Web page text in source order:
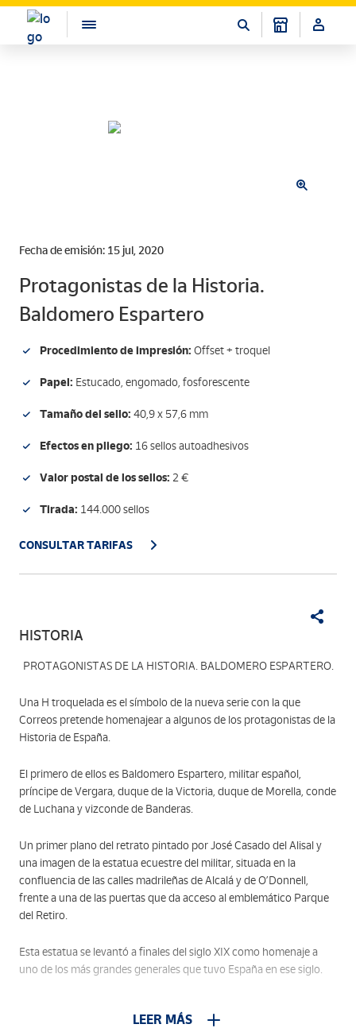
Fecha de emisión: 15 jul, 2020
Protagonistas de la Historia.
Baldomero Espartero
Procedimiento de impresión: Offset + troquel
Papel: Estucado, engomado, fosforescente
Tamaño del sello: 40,9 x 57,6 mm
Efectos en pliego: 16 sellos autoadhesivos
Valor postal de los sellos: 2 €
Tirada: 144.000 sellos
CONSULTAR TARIFAS
HISTORIA
PROTAGONISTAS DE LA HISTORIA. BALDOMERO ESPARTERO.
Una H troquelada es el símbolo de la nueva serie con la que
Correos pretende homenajear a algunos de los protagonistas de la
Historia de España.
El primero de ellos es Baldomero Espartero, militar español,
príncipe de Vergara, duque de la Victoria, duque de Morella, conde
de Luchana y vizconde de Banderas.
Un primer plano del retrato pintado por José Casado del Alisal y
una imagen de la estatua ecuestre del militar, situada en la
confluencia de las calles madrileñas de Alcalá y de O’Donnell,
frente a una de las puertas que da acceso al emblemático Parque
del Retiro.
Esta estatua se levantó a finales del siglo XIX como homenaje a
uno de los más grandes generales que tuvo España en ese siglo.
destacó entre otras muchas cosas por su participación en la
LEER MÁS